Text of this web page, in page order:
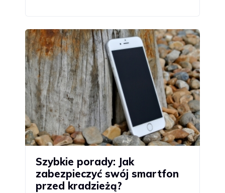
Szybkie porady: Jak
zabezpieczyć swój smartfon
przed kradzieżą?